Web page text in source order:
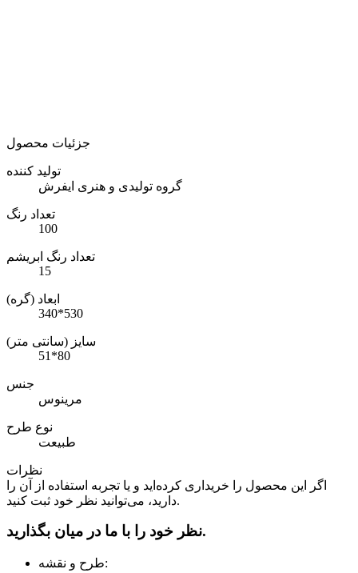
جزئیات محصول
تولید کننده
گروه تولیدی و هنری ایفرش
تعداد رنگ
100
تعداد رنگ ابریشم
15
ابعاد (گره)
340*530
سایز (سانتی متر)
51*80
جنس
مرینوس
نوع طرح
طبیعت
نظرات
اگر این محصول را خریداری کرده‌اید و یا تجربه استفاده از آن را
دارید، می‌توانید نظر خود ثبت کنید.
نظر خود را با ما در میان بگذارید.
طرح و نقشه: